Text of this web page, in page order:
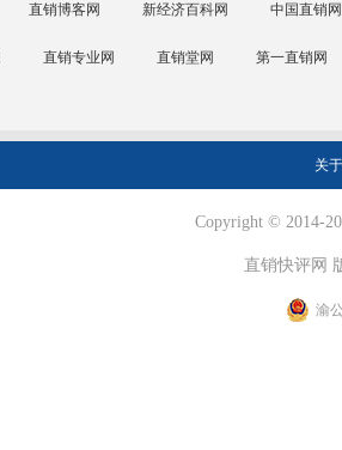
直销博客网 新经济百科网 中国直销网
直销专业网 直销堂网 第一直销网
关
Copyright © 2014-
直销快评网
渝